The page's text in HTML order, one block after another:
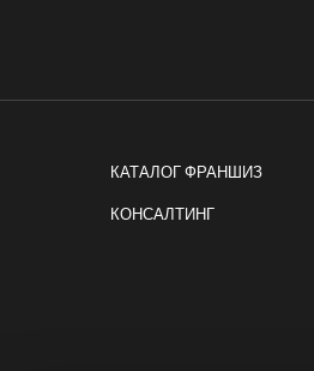
КАТАЛОГ ФРАНШИЗ
КОНСАЛТИНГ